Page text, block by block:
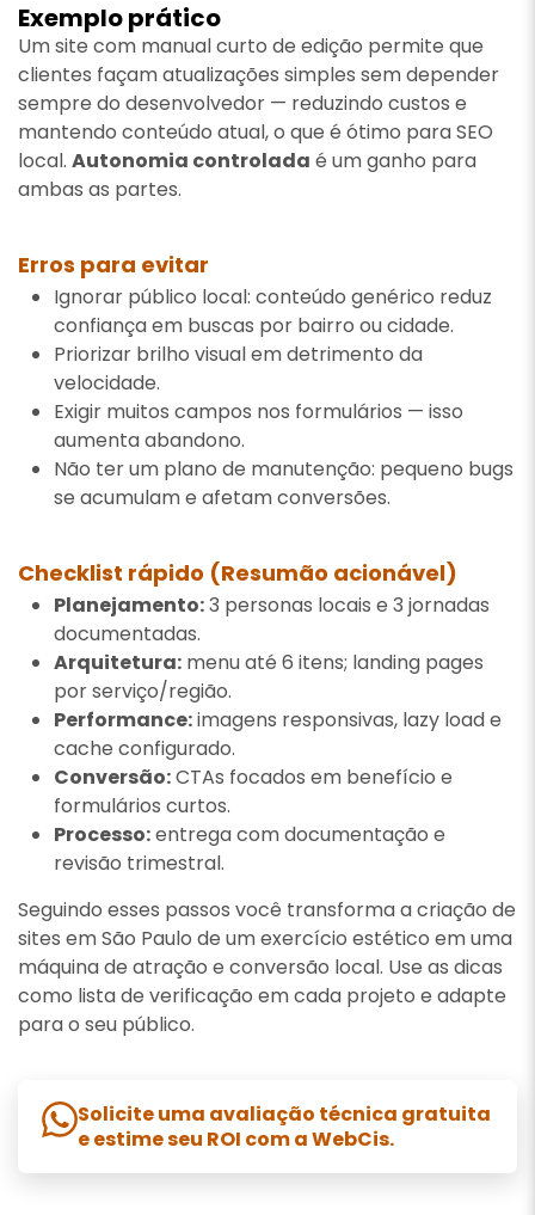
Exemplo prático
Um site com manual curto de edição permite que
clientes façam atualizações simples sem depender
sempre do desenvolvedor — reduzindo custos e
mantendo conteúdo atual, o que é ótimo para SEO
local. Autonomia controlada é um ganho para
ambas as partes.
Erros para evitar
Ignorar público local: conteúdo genérico reduz
confiança em buscas por bairro ou cidade.
Priorizar brilho visual em detrimento da
velocidade.
Exigir muitos campos nos formulários — isso
aumenta abandono.
Não ter um plano de manutenção: pequeno bugs
se acumulam e afetam conversões.
Checklist rápido (Resumão acionável)
Planejamento:3 personas locais e 3 jornadas
documentadas.
Arquitetura: menu até 6 itens; landing pages
por serviço/região.
Performance:imagens responsivas, lazy load e
cache configurado.
Conversão:CTAs focados em benefício e
formulários curtos.
Processo:entrega com documentação e
revisão trimestral.
Seguindo esses passos você transforma a criação de
sites em São Paulo de um exercício estético em uma
máquina de atração e conversão local. Use as dicas
como lista de verificação em cada projeto e adapte
para o seu público.
Solicite uma avaliação técnica gratuita
e estime seu ROI com a WebCis.